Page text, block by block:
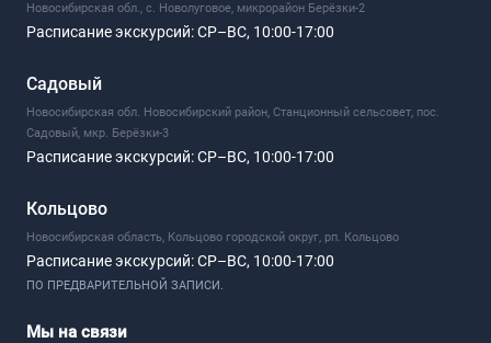
Новосибирская обл., с. Новолуговое, микрорайон Берёзки-2
Расписание экскурсий:СР–ВС, 10:00-17:00
Садовый
Новосибирская обл. Новосибирский район, Станционный сельсовет, пос.
Садовый, мкр. Берёзки-3
Расписание экскурсий:СР–ВС, 10:00-17:00
Кольцово
Новосибирская область, Кольцово городской округ, рп. Кольцово
Расписание экскурсий:СР–ВС, 10:00-17:00
ПО ПРЕДВАРИТЕЛЬНОЙ ЗАПИСИ.
Мы на связи